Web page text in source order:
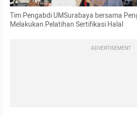
Tim Pengabdi UMSurabaya bersama
Melakukan Pelatihan Sertifikasi Halal
ADVERTISEMENT